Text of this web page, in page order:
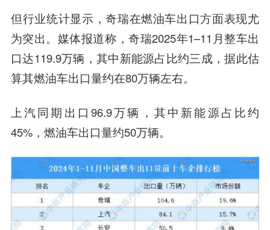
但行业统计显示，奇瑞在燃油车出口方面表现尤
为突出。媒体报道称，奇瑞2025年1–11月整车出
口达119.9万辆，其中新能源占比约三成，据此估
算其燃油车出口量约在80万辆左右。
上汽同期出口96.9万辆，其中新能源占比约
45%，燃油车出口量约50万辆。